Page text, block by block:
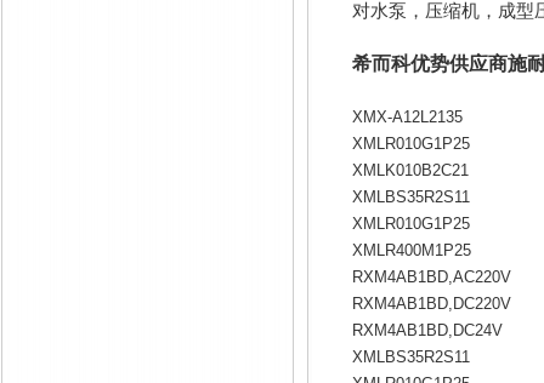
对水泵，压缩机，成型
希而科优势供应商施
XMX-A12L2135
XMLR010G1P25
XMLK010B2C21
XMLBS35R2S11
XMLR010G1P25
XMLR400M1P25
RXM4AB1BD,AC220V
RXM4AB1BD,DC220V
RXM4AB1BD,DC24V
XMLBS35R2S11